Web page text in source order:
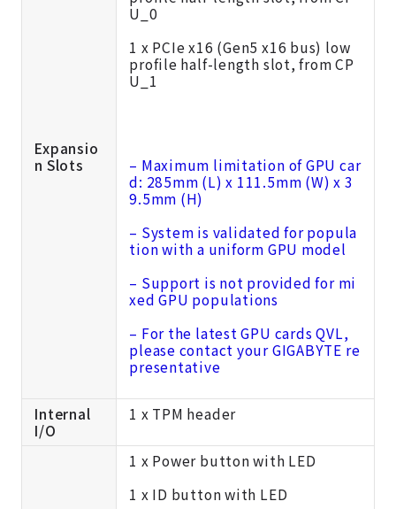
Expansio
n Slots
U_0
1 x PCIe x16 (Gen5 x16 bus) low
profile half-length slot, from CP
U_1
– Maximum limitation of GPU car
d: 285mm (L) x 111.5mm (W) x 3
9.5mm (H)
– System is validated for popula
tion with a uniform GPU model
– Support is not provided for mi
xed GPU populations
– For the latest GPU cards QVL,
please contact your GIGABYTE re
presentative
Internal
I/O
1 x TPM header
1 x Power button with LED
1 x ID button with LED